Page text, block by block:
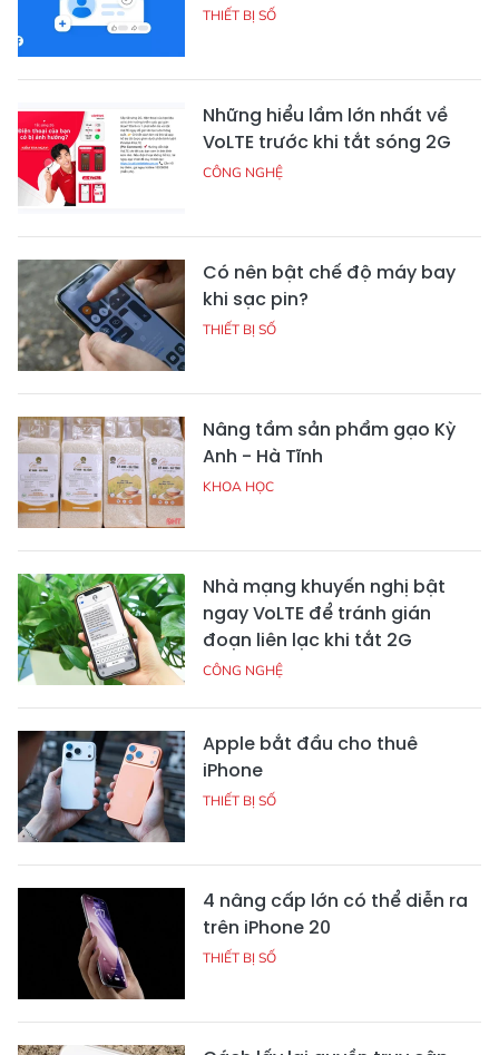
THIẾT BỊ SỐ
Những hiểu lầm lớn nhất về
VoLTE trước khi tắt sóng 2G
CÔNG NGHỆ
Có nên bật chế độ máy bay
khi sạc pin?
THIẾT BỊ SỐ
Nâng tầm sản phẩm gạo Kỳ
Anh - Hà Tĩnh
KHOA HỌC
Nhà mạng khuyến nghị bật
ngay VoLTE để tránh gián
đoạn liên lạc khi tắt 2G
CÔNG NGHỆ
Apple bắt đầu cho thuê
iPhone
THIẾT BỊ SỐ
4 nâng cấp lớn có thể diễn ra
trên iPhone 20
THIẾT BỊ SỐ